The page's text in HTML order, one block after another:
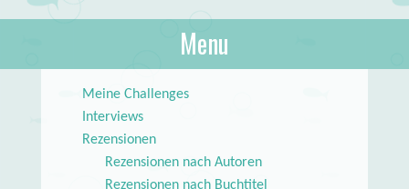
About Books
lilstar.de
Menu
Meine Challenges
Interviews
Rezensionen
Rezensionen nach Autoren
Rezensionen nach Buchtitel